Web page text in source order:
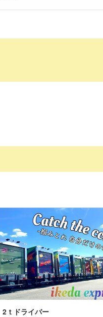
2ｔドライバー